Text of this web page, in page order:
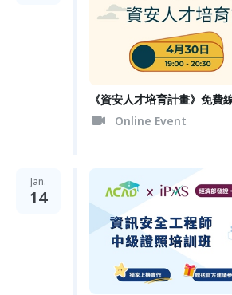
《資安人才培育計畫》免費
Online Event
Jan.
14